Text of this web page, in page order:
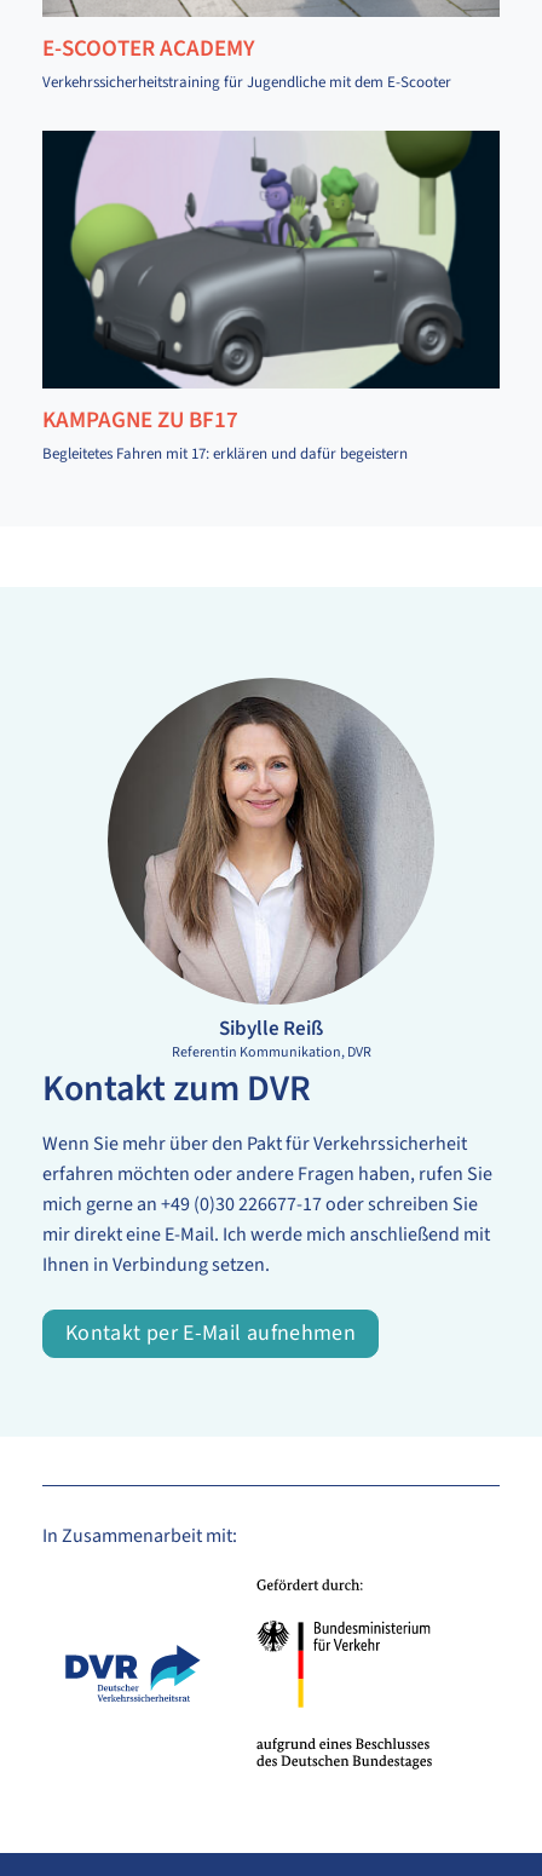
E-SCOOTER ACADEMY
Verkehrssicherheitstraining für Jugendliche mit dem E-Scooter
KAMPAGNE ZU BF17
Begleitetes Fahren mit 17: erklären und dafür begeistern
Sibylle Reiß
Referentin Kommunikation DVR
Kontakt zum DVR
Wenn Sie mehr über den Pakt für Verkehrssicherheit
erfahren möchten oder andere Fragen haben, rufen Sie
mich gerne an +49 (0)30 226677-17 oder schreiben Sie
mir direkt eine E-Mail. Ich werde mich anschließend mit
Ihnen in Verbindung setzen.
Kontakt per E-Mail aufnehmen
In Zusammenarbeit mit: